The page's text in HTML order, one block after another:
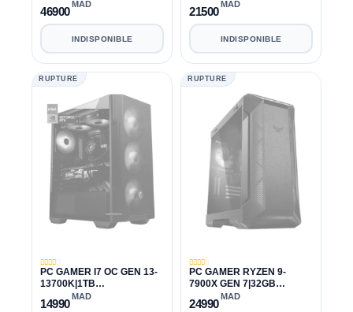
46900
MAD
INDISPONIBLE
21500
MAD
INDISPONIBLE
RUPTURE
PC GAMER I7 OC GEN 13-
13700K|1TB
SSD|32GB|RTX 3060
14990
MAD
RUPTURE
PC GAMER RYZEN 9-
7900X GEN 7|32GB
DDR5|4TB|RTX 4070 TI
24990
MAD